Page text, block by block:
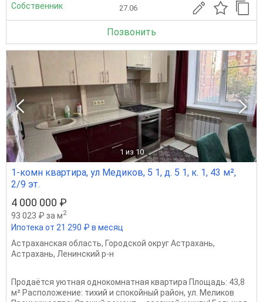
Собственник 27.06
Позвонить
1 из 10
1-комн квартира, ул Медиков, 5 1, д. 5 1, к. 1, 43 м²,
2/9 эт.
4 000 000 ₽
93 023 ₽ за м2
Ипотека от 21 290 ₽ в месяц
Астраханская область, Городской округ Астрахань,
Астрахань, Ленинский р-н
Продаётся уютная однокомнатная квартира Площадь: 43,8
м² Расположение: тихий и спокойный район, ул. Меликов